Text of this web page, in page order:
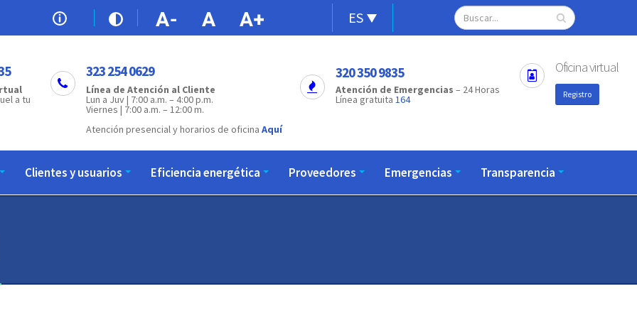
Alternador
de
idioma
ES
Open
configuration
Search
a tu
323 254 0629
Línea de Atención al Cliente
Lun a Juv | 7:00 a.m. – 4:00 p.m.
Viernes | 7:00 a.m. – 12:00 m.
Atención presencial y horarios de oficina Aquí
320 350 9835
Atención de Emergencias – 24 Horas
Línea gratuita 164
Oficina virtual
Registro
Clientes y usuarios Eficiencia energética Proveedores Emergencias Transparencia